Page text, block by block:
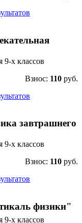
х классов
Взнос: 110 руб.
завтрашнего
х классов
Взнос: 110 руб.
физики"
х классов